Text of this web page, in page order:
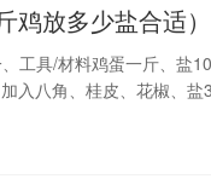
放多少盐合适）
工具/材料鸡蛋一斤、盐
入八角、桂皮、花椒、